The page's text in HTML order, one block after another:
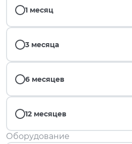
1 месяц
3 месяца
6 месяцев
12 месяцев
Оборудование